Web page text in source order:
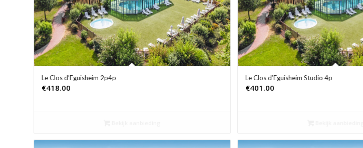
Le Clos d’Eguisheim 2p4p
€418.00
Le Clos d’Eguisheim Studio 4p
€401.00